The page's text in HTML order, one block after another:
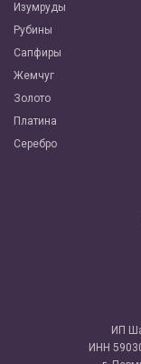
Изумруды
Рубины
Сапфиры
Жемчуг
Золото
Платина
Серебро
ИП
ИНН